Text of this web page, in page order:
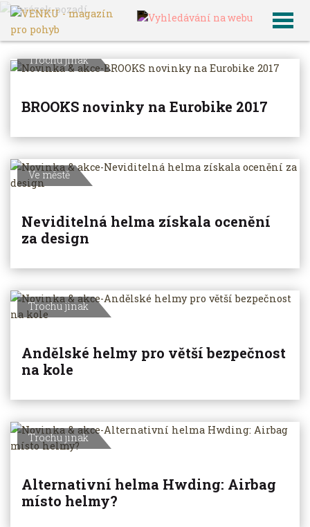
VENKU Archiv článků
Trochu jinak
BROOKS novinky na Eurobike 2017
Ve městě
Neviditelná helma získala ocenění
za design
Trochu jinak
Andělské helmy pro větší bezpečnost
na kole
Trochu jinak
Alternativní helma Hwding: Airbag
místo helmy?